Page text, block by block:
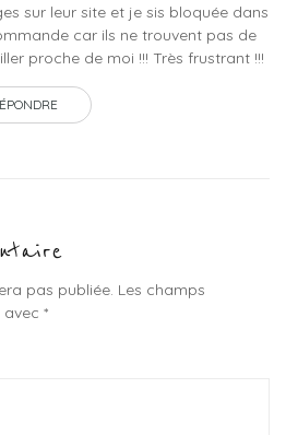
sur leur site et je sis bloquée dans
car ils ne trouvent pas de
proche de moi !!! Très frustrant !!!
pas publiée. Les champs
*